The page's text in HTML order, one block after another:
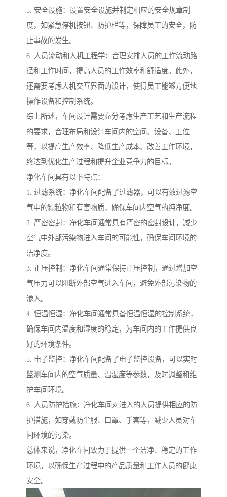
5. 安全设施：设置安全设施并制定相应的安全规章制
度，如紧急停机按钮、防护栏等，保障员工的安全，防
止事故的发生。
6. 人员流动和人机工程学：合理安排人员的工作流动路
径和工作时间，提高人员的工作效率和舒适度。此外，
还需要考虑人机交互界面的设计，使得员工能够方便地
操作设备和控制系统。
综上所述，车间设计需要充分考虑生产工艺和生产流程
的要求，合理布局和设计车间内的空间、设备、工位
等，以提高生产效率、降低生产成本、改善工作环境，
终达到优化生产过程和提升企业竞争力的目标。
净化车间具有以下特点：
1. 过滤系统：净化车间配备了过滤器，可以有效过滤空
气中的颗粒物和有害物质，确保车间内空气的纯净度。
2. 严密密封：净化车间通常具有严密的密封设计，减少
空气中外部污染物进入车间的可能性，确保车间环境的
洁净度。
3. 正压控制：净化车间通常保持正压控制，通过增加空
气压力可以阻断外部空气进入车间，避免外部污染物的
渗入。
4. 恒温恒湿：净化车间通常具备恒温恒湿的控制系统，
确保车间内温度和湿度的稳定，为车间内的工作提供良
好的环境条件。
5. 电子监控：净化车间配备了电子监控设备，可以实时
监测车间内的空气质量、温湿度等参数，及时调整和维
护车间环境。
6. 人员防护措施：净化车间对进入的人员提供相应的防
护措施，如穿戴防尘服、口罩、手套等，减少人员对车
间环境的污染。
总体来说，净化车间致力于提供一个洁净、稳定的工作
环境，以确保生产过程中的产品质量和工作人员的健康
安全。